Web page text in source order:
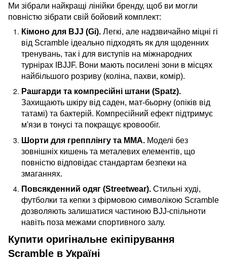
Ми зібрали найкращі лінійки бренду, щоб ви могли
повністю зібрати свій бойовий комплект:
Кімоно для BJJ (Gi). Легкі, але надзвичайно міцні гі
від Scramble ідеально підходять як для щоденних
тренувань, так і для виступів на міжнародних
турнірах IBJJF. Вони мають посилені зони в місцях
найбільшого розриву (коліна, пахви, комір).
Рашгарди та компресійні штани (Spatz).
Захищають шкіру від саден, мат-бьорну (опіків від
татамі) та бактерій. Компресійний ефект підтримує
м'язи в тонусі та покращує кровообіг.
Шорти для грепплінгу та ММА. Моделі без
зовнішніх кишень та металевих елементів, що
повністю відповідає стандартам безпеки на
змаганнях.
Повсякденний одяг (Streetwear). Стильні худі,
футболки та кепки з фірмовою символікою Scramble
дозволяють залишатися частиною BJJ-спільноти
навіть поза межами спортивного залу.
Купити оригінальне екіпірування
Scramble в Україні